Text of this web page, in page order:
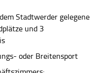
Stadtwerder gelegene
und 3
oder Breitensport